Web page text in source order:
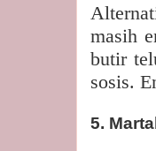
masih
butir
sosis.
5.